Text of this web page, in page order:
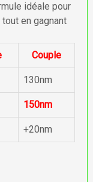
idéale pour
en gagnant
Couple
130nm
150nm
+20nm